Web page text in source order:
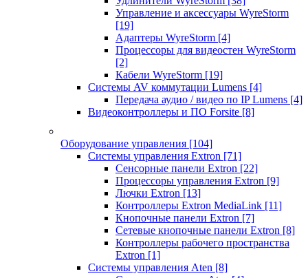
Управление и аксессуары WyreStorm
[19]
Адаптеры WyreStorm [4]
Процессоры для видеостен WyreStorm
[2]
Кабели WyreStorm [19]
Системы AV коммутации Lumens [4]
Передача аудио / видео по IP Lumens [4]
Видеоконтроллеры и ПО Forsite [8]
Оборудование управления [104]
Системы управления Extron [71]
Сенсорные панели Extron [22]
Процессоры управления Extron [9]
Лючки Extron [13]
Контроллеры Extron MediaLink [11]
Кнопочные панели Extron [7]
Сетевые кнопочные панели Extron [8]
Контроллеры рабочего пространства
Extron [1]
Системы управления Aten [8]